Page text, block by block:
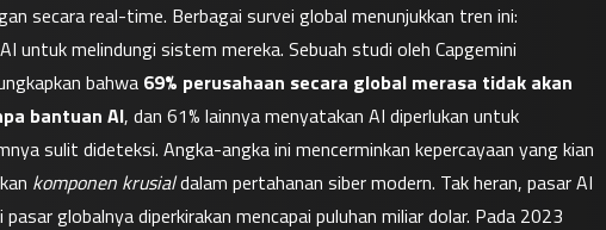
secara real-time. Berbagai survei global menunjukkan tren ini:
untuk melindungi sistem mereka. Sebuah studi oleh Capgemini
bahwa 69% perusahaan secara global merasa tidak akan
bantuan AI, dan 61% lainnya menyatakan AI diperlukan untuk
sulit dideteksi. Angka-angka ini mencerminkan kepercayaan yang kian
komponen krusial dalam pertahanan siber modern. Tak heran, pasar AI
globalnya diperkirakan mencapai puluhan miliar dolar. Pada 2023